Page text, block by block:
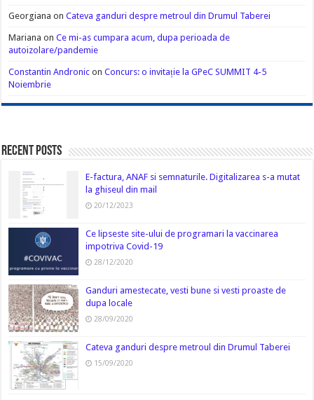
Georgiana onCateva ganduri despre metroul din Drumul Taberei
Mariana onCe mi-as cumpara acum, dupa perioada de
autoizolare/pandemie
Constantin Andronic onConcurs: o invitație la GPeC SUMMIT 4-5
Noiembrie
Recent Posts
E-factura, ANAF si semnaturile. Digitalizarea s-a mutat
la ghiseul din mail
20/12/2023
Ce lipseste site-ului de programari la vaccinarea
impotriva Covid-19
28/12/2020
Ganduri amestecate, vesti bune si vesti proaste de
dupa locale
28/09/2020
Cateva ganduri despre metroul din Drumul Taberei
15/09/2020